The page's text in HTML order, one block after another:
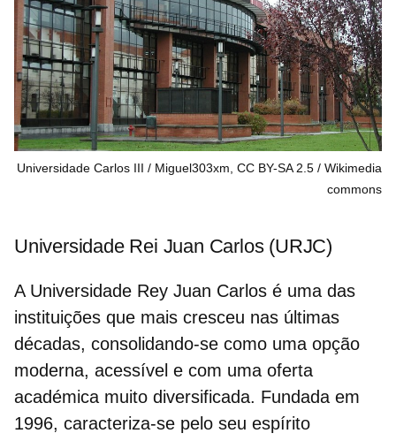
Universidade Carlos III / Miguel303xm, CC BY-SA 2.5
Wikimedia
commons
Universidade Rei Juan Carlos (URJC)
A Universidade Rey Juan Carlos é uma das
instituições que mais cresceu nas últimas
décadas, consolidando-se como uma opção
moderna, acessível e com uma oferta
académica muito diversificada. Fundada em
1996, caracteriza-se pelo seu espírito